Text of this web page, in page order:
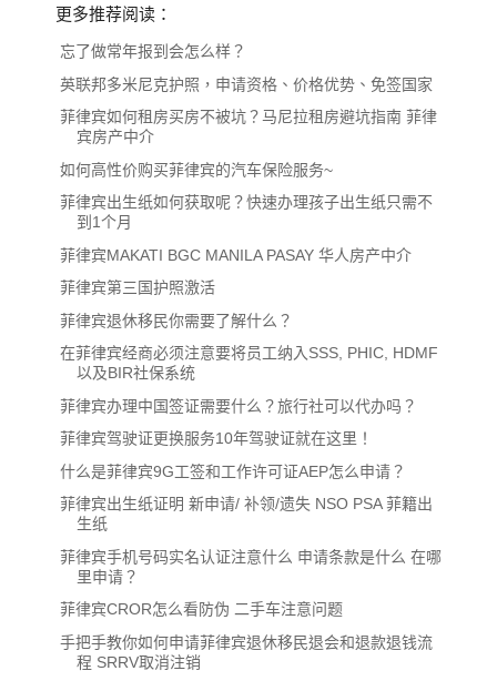
更多推荐阅读：
忘了做常年报到会怎么样？
英联邦多米尼克护照，申请资格、价格优势、免签国家
菲律宾如何租房买房不被坑？马尼拉租房避坑指南 菲律
宾房产中介
如何高性价购买菲律宾的汽车保险服务~
菲律宾出生纸如何获取呢？快速办理孩子出生纸只需不
到1个月
菲律宾MAKATI BGC MANILA PASAY 华人房产中介
菲律宾第三国护照激活
菲律宾退休移民你需要了解什么？
在菲律宾经商必须注意要将员工纳入SSS, PHIC, HDMF
以及BIR社保系统
菲律宾办理中国签证需要什么？旅行社可以代办吗？
菲律宾驾驶证更换服务10年驾驶证就在这里！
什么是菲律宾9G工签和工作许可证AEP怎么申请？
菲律宾出生纸证明 新申请/ 补领/遗失 NSO PSA 菲籍出
生纸
菲律宾手机号码实名认证注意什么 申请条款是什么 在哪
里申请？
菲律宾CROR怎么看防伪 二手车注意问题
手把手教你如何申请菲律宾退休移民退会和退款退钱流
程 SRRV取消注销